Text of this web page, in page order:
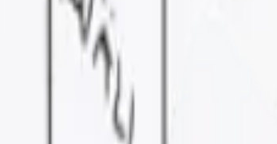
under produkter